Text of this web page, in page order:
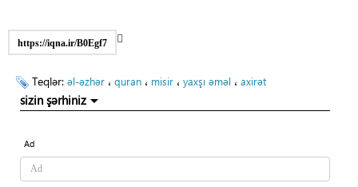
https://iqna.ir/B0Egf7
Teqlər: əl-əzhər ، quran ، misir ، yaxşı əməl ، axirət
sizin şərhiniz
Ad